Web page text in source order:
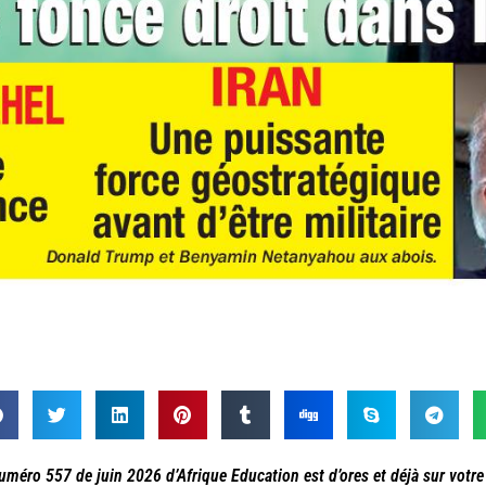
557 de juin 2026 d’Afrique Education est d’ores et déjà sur